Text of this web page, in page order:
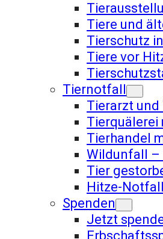
Tiere und
Tierschutz
Tiere vor
Tiernotfall
Tierarzt und
Tierquälerei
Tierhandel
Wildunfall –
Tier
Hitze-
Spenden
Jetzt